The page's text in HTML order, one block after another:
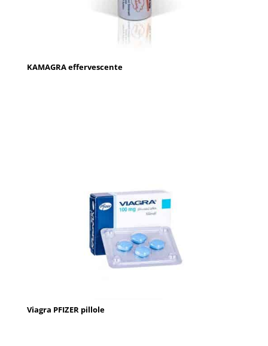
KAMAGRA effervescente
Viagra PFIZER pillole